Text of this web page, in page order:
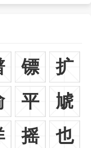
镖
扩
平
虓
摇
也